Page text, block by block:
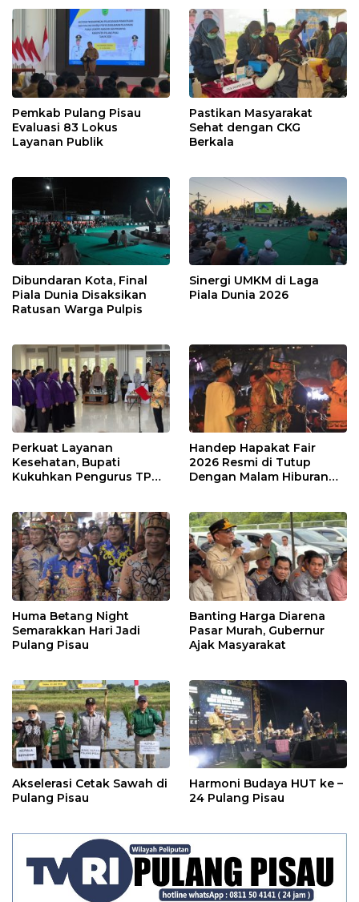
Pemkab Pulang Pisau
Evaluasi 83 Lokus
Layanan Publik
Pastikan Masyarakat
Sehat dengan CKG
Berkala
Dibundaran Kota, Final
Piala Dunia Disaksikan
Ratusan Warga Pulpis
Sinergi UMKM di Laga
Piala Dunia 2026
Perkuat Layanan
Kesehatan, Bupati
Kukuhkan Pengurus TP
Handep Hapakat Fair
2026 Resmi di Tutup
Dengan Malam Hiburan
Huma Betang Night
Semarakkan Hari Jadi
Pulang Pisau
Banting Harga Diarena
Pasar Murah, Gubernur
Ajak Masyarakat
Akselerasi Cetak Sawah di
Pulang Pisau
Harmoni Budaya HUT ke –
24 Pulang Pisau